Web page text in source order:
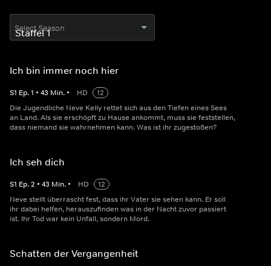
Select Season
Ich bin immer noch hier
S1 Ep.1 • 43 Min. • HD
12
Die Jugendliche Neve Kelly rettet sich aus den Tiefen eines Sees
an Land. Als sie erschöpft zu Hause ankommt, muss sie feststellen,
dass niemand sie wahrnehmen kann. Was ist ihr zugestoßen?
Ich seh dich
S1 Ep.2 • 43 Min. • HD
12
Neve stellt überrascht fest, dass ihr Vater sie sehen kann. Er soll
ihr dabei helfen, herauszufinden was in der Nacht zuvor passiert
ist. Ihr Tod war kein Unfall, sondern Mord.
Schatten der Vergangenheit